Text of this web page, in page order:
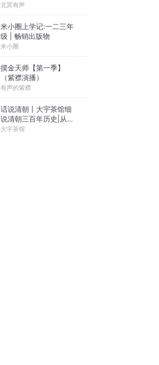
北冥有声
米小圈上学记:一二三年
级 | 畅销出版物
米小圈
摸金天师【第一季】
（紫襟演播）
有声的紫襟
话说清朝丨大宇茶馆细
说清朝三百年历史|从努
尔哈赤到末代皇帝溥仪|
大宇茶馆